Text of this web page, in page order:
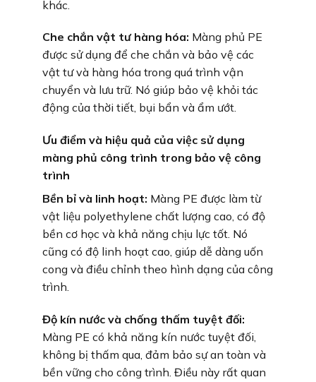
khác.
Che chắn vật tư hàng hóa: Màng phủ PE
được sử dụng để che chắn và bảo vệ các
vật tư và hàng hóa trong quá trình vận
chuyển và lưu trữ. Nó giúp bảo vệ khỏi tác
động của thời tiết, bụi bẩn và ẩm ướt.
Ưu điểm và hiệu quả của việc sử dụng
màng phủ công trình trong bảo vệ công
trình
Bền bỉ và linh hoạt: Màng PE được làm từ
vật liệu polyethylene chất lượng cao, có độ
bền cơ học và khả năng chịu lực tốt. Nó
cũng có độ linh hoạt cao, giúp dễ dàng uốn
cong và điều chỉnh theo hình dạng của công
trình.
Độ kín nước và chống thấm tuyệt đối:
Màng PE có khả năng kín nước tuyệt đối,
không bị thấm qua, đảm bảo sự an toàn và
bền vững cho công trình. Điều này rất quan